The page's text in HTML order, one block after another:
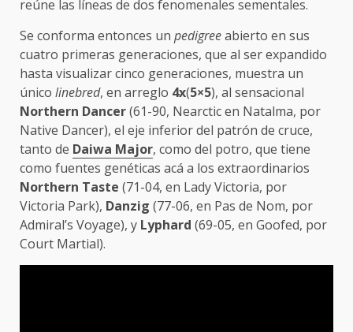
reúne las líneas de dos fenomenales sementales.
Se conforma entonces un pedigreeabierto en sus
cuatro primeras generaciones, que al ser expandido
hasta visualizar cinco generaciones, muestra un
único linebred, en arreglo 4x(5×5), al sensacional
Northern Dancer(61-90, Nearctic en Natalma, por
Native Dancer), el eje inferior del patrón de cruce,
tanto de Daiwa Major, como del potro, que tiene
como fuentes genéticas acá a los extraordinarios
Northern Taste (71-04, en Lady Victoria, por
Victoria Park), Danzig (77-06, en Pas de Nom, por
Admiral’s Voyage), y Lyphard (69-05, en Goofed, por
Court Martial).